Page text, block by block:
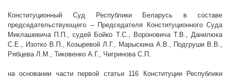
Конституционный Суд Республики Беларусь в составе
председательствующего – Председателя Конституционного Суда
Миклашевича П.П., судей Бойко Т.С., Вороновича Т.В., Данилюка
С.Е., Изотко В.П., Козыревой Л.Г., Марыскина А.В., Подгруши В.В.,
Рябцева Л.М., Тиковенко А.Г., Чигринова С.П.
на основании части первой статьи 116 Конституции Республики